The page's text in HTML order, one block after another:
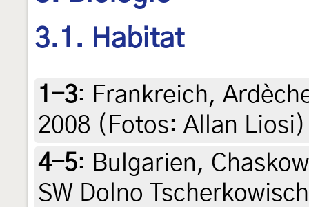
3.1. Habitat
1-3: Frankreich,
2008 (Fotos: Allan Liosi)
4-5: Bulgarien,
SW Dolno